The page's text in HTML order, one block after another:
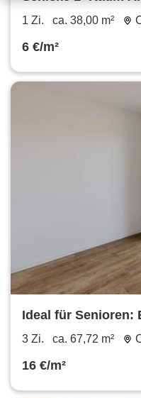
1 Zi. ca. 38,00 m²
6 €/m²
Ideal für Senioren:
Einbauküche,
3 Zi. ca. 67,72 m²
16 €/m²